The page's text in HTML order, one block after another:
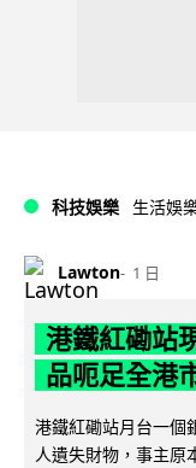
科技娛樂 生活娛
Lawton 1 日
港鐵紅磡站
品呃足全港
港鐵紅磡站月台一個
人遺失財物，事主原